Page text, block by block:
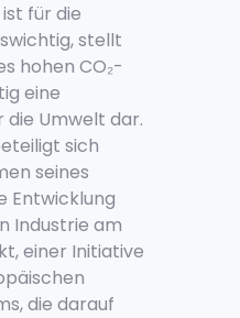
für die
stellt
hohen CO₂-
eine
die Umwelt dar.
sich
seines
Entwicklung
Industrie am
einer Initiative
die darauf